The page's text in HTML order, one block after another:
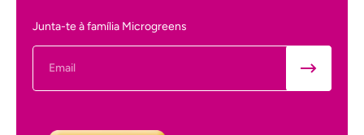
Junta-te à família Microgreens